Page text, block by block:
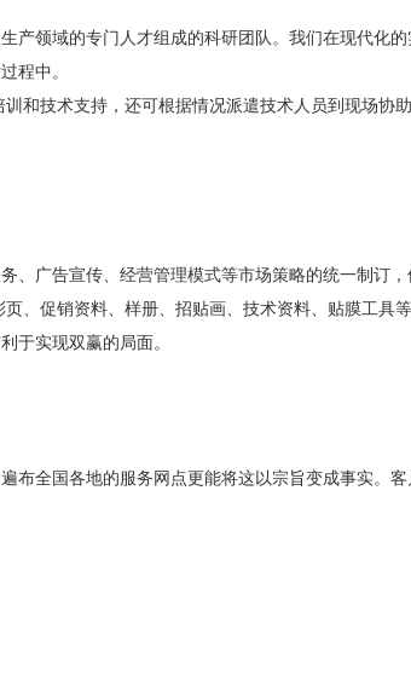
产领域的专门人才组成的科研团队。我们在现代化
程中。
和技术支持，还可根据情况派遣技术人员到现场协助
、广告宣传、经营管理模式等市场策略的统一制订，
、促销资料、样册、招贴画、技术资料、贴膜工具
于实现双赢的局面。
布全国各地的服务网点更能将这以宗旨变成事实。